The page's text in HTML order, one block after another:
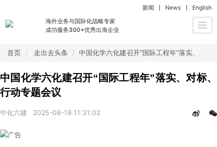
海外业务与国际化战略专家
成功服务300+优秀出海企业
新闻 News English
首页 走出去头条 中国化学六化建召开“国际工程年”落实、对标
中国化学六化建召开“国际工程年”落实、对标、
行动专题会议
中化六建 2025-08-19 11:31:02